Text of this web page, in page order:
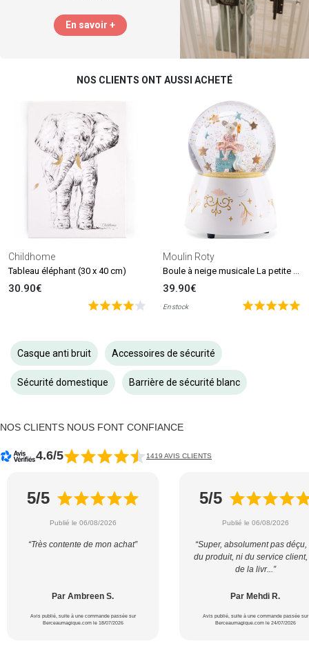
En savoir +
NOS CLIENTS ONT AUSSI ACHETÉ
Childhome
Tableau éléphant (30 x 40 cm)
30.90€
Moulin Roty
39.90€
En stock
Casque anti bruit Accessoires de sécurité
Sécurité domestique Barrière de sécurité blanc
NOS CLIENTS NOUS FONT CONFIANCE
4.6/5 1419 AVIS CLIENTS
5/5
Publié le 06/08/2026
“Très contente de mon achat”
Par Ambreen S.
Avis publié, suite à une commande passée sur
Berceaumagique.com le 18/07/2026
5/5
Publié le 06/08/2026
“Super, absolument pas déçu,
du produit, ni du service
de la livr...”
Par Mehdi R.
Avis publié, suite à une commande passée sur
Berceaumagique.com le 24/07/2026